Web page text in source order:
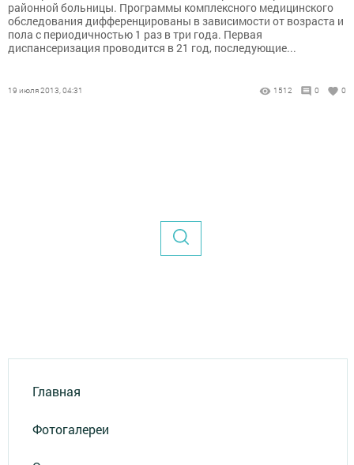
районной больницы. Программы комплексного медицинского
обследования дифференцированы в зависимости от возраста и
пола с периодичностью 1 раз в три года. Первая
диспансеризация проводится в 21 год, последующие...
19 июля 2013, 04:31 1512 0 0
Главная
Фотогалереи